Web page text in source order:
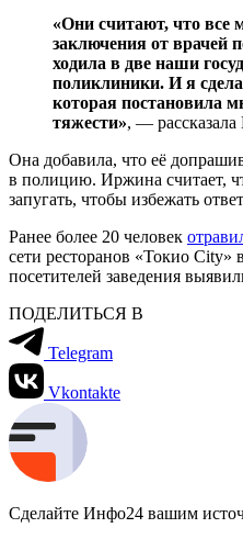
«Они считают, что все
заключения от врачей
ходила в две наши
поликлиники. И я
которая постановила
тяжести», —
Она добавила, что её
в полицию. Иржина считает,
запугать, чтобы избежать
Ранее более 20 человек
сети ресторанов «Токио City»
посетителей заведения
ПОДЕЛИТЬСЯ В
Telegram
Vkontakte
Сделайте Инфо24 вашим